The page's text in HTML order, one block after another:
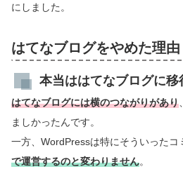
にしました。
はてなブログをやめた理由
本当ははてなブログに
はてなブログには横のつながりがあり
ましかったんです。
一方、WordPressは特にそういったコ
で運営するのと変わりません。